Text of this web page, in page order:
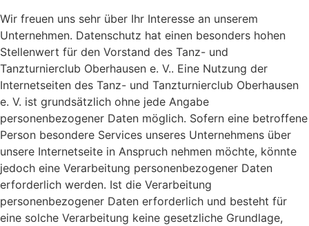
Wir freuen uns sehr über Ihr Interesse an unserem
Unternehmen. Datenschutz hat einen besonders hohen
Stellenwert für den Vorstand des Tanz- und
Tanzturnierclub Oberhausen e. V.. Eine Nutzung der
Internetseiten des Tanz- und Tanzturnierclub Oberhausen
e. V. ist grundsätzlich ohne jede Angabe
personenbezogener Daten möglich. Sofern eine betroffene
Person besondere Services unseres Unternehmens über
unsere Internetseite in Anspruch nehmen möchte, könnte
jedoch eine Verarbeitung personenbezogener Daten
erforderlich werden. Ist die Verarbeitung
personenbezogener Daten erforderlich und besteht für
eine solche Verarbeitung keine gesetzliche Grundlage,